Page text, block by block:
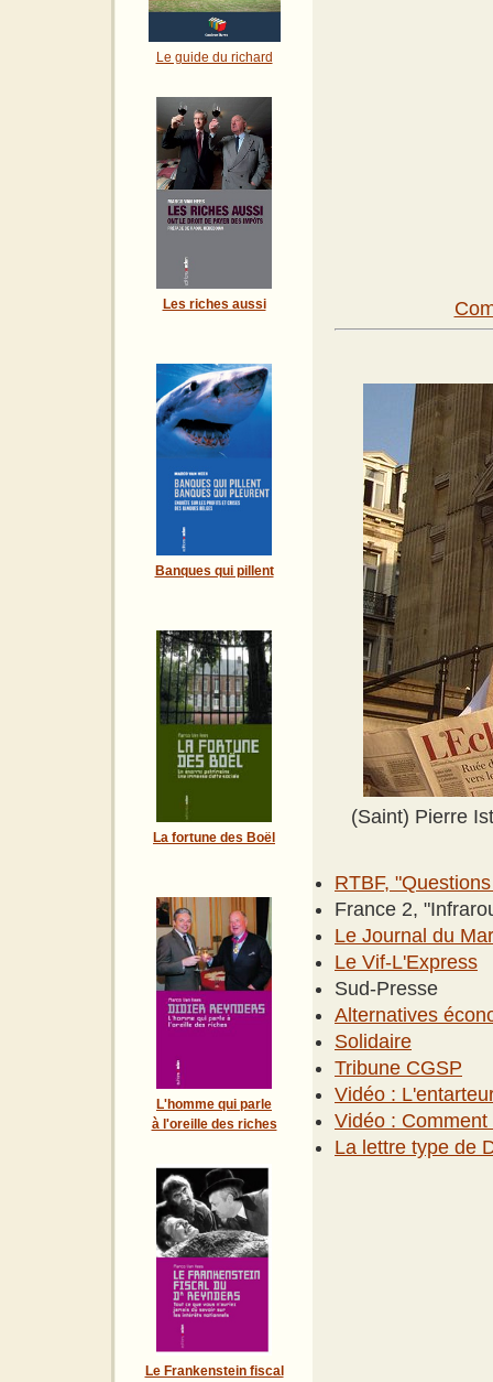
Le guide du richard
Les riches aussi
Banques qui pillent
La fortune des Boël
L'homme qui parle
à l'oreille des riches
Le Frankenstein fiscal
(Saint) Pierre
RTBF,
France 2,
Le Journal du
Le Vif-L'Express
Sud-Presse
Alternatives
Solidaire
Tribune CGSP
Vidéo :
Vidéo :
La lettre type de